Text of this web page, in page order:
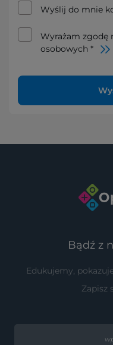
Wyślij do mnie
Wyrażam zgodę
osobowych *
Bądź z
Edukujemy,
Zapisz